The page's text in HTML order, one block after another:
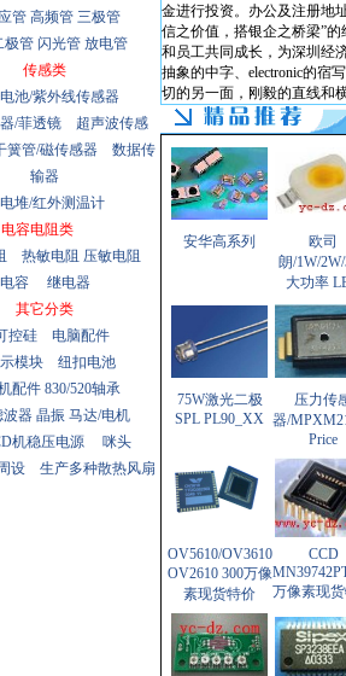
管 高频管 三极管
极管 闪光管 放电管
传感类
池/紫外线传感器
/菲透镜
超声波传感
簧管/磁传感器
数据传
输器
堆/红外测温计
电容电阻类
热敏电阻 压敏电阻
电容
继电器
其它分类
控硅
电脑配件
模块
纽扣电池
配件 830/520轴承
波器 晶振 马达/电机
机稳压电源
咪头
设
生产多种散热风扇
金进行投资。办公及注册地
信之价值，搭银企之桥梁”
和员工共同成长，为深圳经
抽象的中字、electronic的宿
切的另一面，刚毅的直线和
安华高系列
欧司
朗/1W/
大功率
75W激光二极
SPL PL90_XX
压力传
器/
Price
OV5610/OV3610
OV2610 300万像
素现货特价
CCD
万像素现